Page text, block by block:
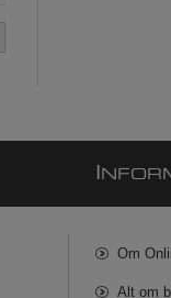
Om
Alt om